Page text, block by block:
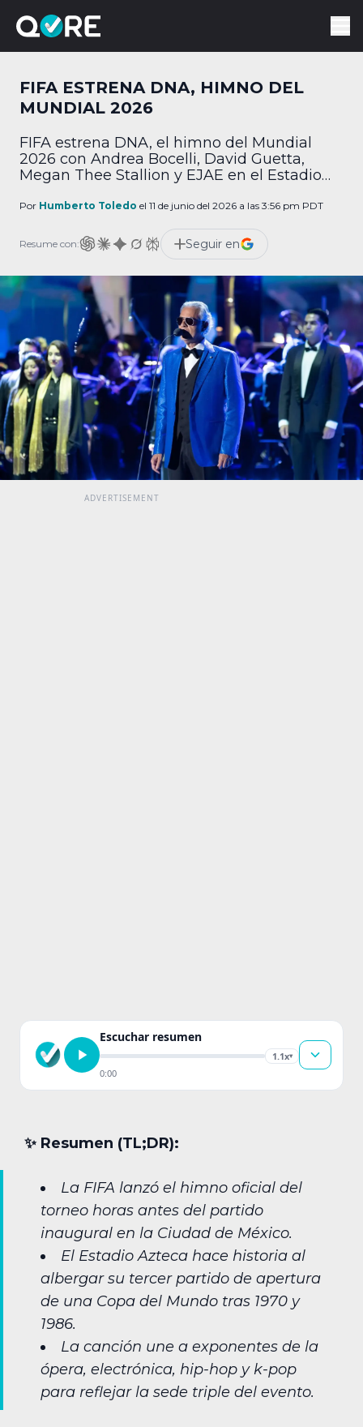
FIFA ESTRENA DNA, HIMNO DEL
MUNDIAL 2026
FIFA estrena DNA, el himno del Mundial
2026 con Andrea Bocelli, David Guetta,
Megan Thee Stallion y EJAE en el Estadio
Por Humberto Toledo el 11 de junio del 2026 a las 3:56 pm PDT
Resume con: Seguir en
Escuchar resumen
1.1x▾
0:00
✨︎ Resumen (TL;DR):
La FIFA lanzó el himno oficial del
torneo horas antes del partido
inaugural en la Ciudad de México.
El Estadio Azteca hace historia al
albergar su tercer partido de apertura
de una Copa del Mundo tras 1970 y
1986.
La canción une a exponentes de la
ópera, electrónica, hip-hop y k-pop
para reflejar la sede triple del evento.